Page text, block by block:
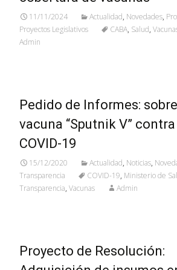
11/11/2024 Actualidad, Novedades,
Proyectos Legislativos
CABA, Salud,
Admin
Pedido de Informes:
vacuna “Sputnik V” contra
COVID-19
15/12/2020 Actualidad, Noticias,
Transparencia
COVID-19, Ministerio de
Transparencia, Vacunas Admin
Proyecto de Resolución: